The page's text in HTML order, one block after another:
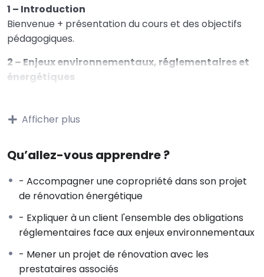
1 – Introduction
Bienvenue + présentation du cours et des objectifs
pédagogiques.
2 – Enjeux environnementaux, réglementaires et
énergétiques
Évaluer les enjeux individuels
d’ouvrage.
Pouvoir anticiper les étapes d’une rénovation
Connaitre les acteurs de la rénovation
4 – Le financement de la rénovation
Accompagner la copropriété dans le choix d’un
scénario de travaux
Aider à choisir les dispositifs de financement
Afficher plus
Qu’allez-vous apprendre ?
- Accompagner une copropriété dans son projet
de rénovation énergétique
- Expliquer à un client l'ensemble des obligations
réglementaires face aux enjeux environnementaux
- Mener un projet de rénovation avec les
prestataires associés